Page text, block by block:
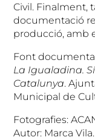
Civil. Finalment,
documentació
producció, amb
Font
La Igualadina.
Catalunya.
Municipal de
Fotografies:
Autor: Marca